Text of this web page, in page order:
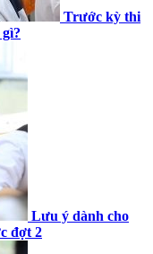
Trước kỳ thi
Lưu ý dành cho
đợt 2